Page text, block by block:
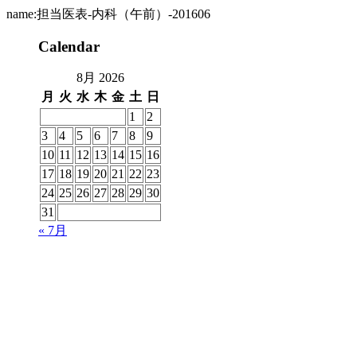
name:担当医表-内科（午前）-201606
Calendar
8月 2026
月
火 水 木 金 土 日
1
2
3
4 5 6 7 8
9
10 11 12 13 14 15 16
17 18 19 20 21 22 23
24 25 26 27 28 29 30
31
« 7月